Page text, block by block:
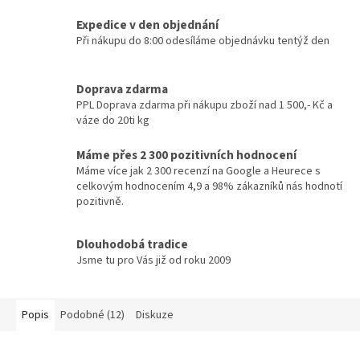
Expedice v den objednání
Při nákupu do 8:00 odesíláme objednávku tentýž den
Doprava zdarma
PPL Doprava zdarma při nákupu zboží nad 1 500,- Kč a
váze do 20ti kg
Máme přes 2 300 pozitivních hodnocení
Máme více jak 2 300 recenzí na Google a Heurece s
celkovým hodnocením 4,9 a 98% zákazníků nás hodnotí
pozitivně.
Dlouhodobá tradice
Jsme tu pro Vás již od roku 2009
Popis Podobné (12) Diskuze